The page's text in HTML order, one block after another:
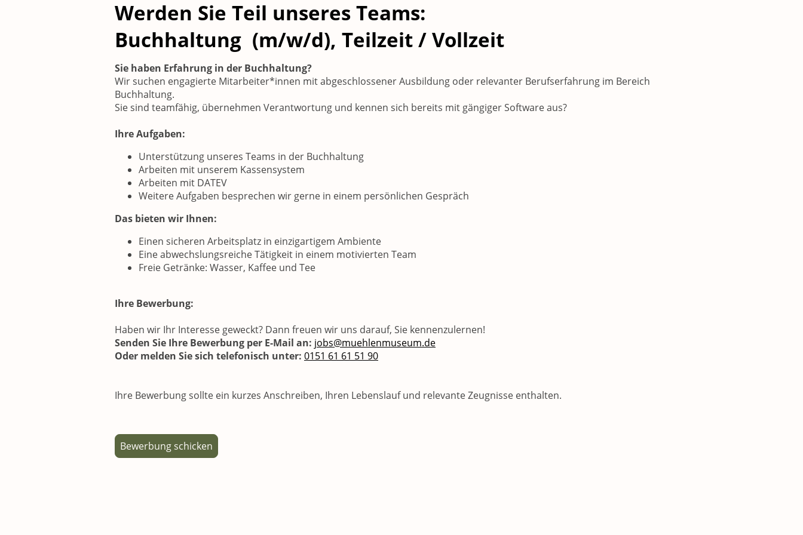
Werden Sie Teil unseres Teams:
Buchhaltung (m/w/d), Teilzeit / Vollzeit
Sie haben Erfahrung in der Buchhaltung?
Wir suchen engagierte Mitarbeiter*innen mit abgeschlossener Ausbildung oder relevanter Berufserfahrung im Bereich
Buchhaltung.
Sie sind teamfähig, übernehmen Verantwortung und kennen sich bereits mit gängiger Software aus?
Ihre Aufgaben:
Unterstützung unseres Teams in der Buchhaltung
Arbeiten mit unserem Kassensystem
Arbeiten mit DATEV
Weitere Aufgaben besprechen wir gerne in einem persönlichen Gespräch
Das bieten wir Ihnen:
Einen sicheren Arbeitsplatz in einzigartigem Ambiente
Eine abwechslungsreiche Tätigkeit in einem motivierten Team
Freie Getränke: Wasser, Kaffee und Tee
Ihre Bewerbung:
Haben wir Ihr Interesse geweckt? Dann freuen wir uns darauf, Sie kennenzulernen!
Senden Sie Ihre Bewerbung per E-Mail an: jobs@muehlenmuseum.de
Oder melden Sie sich telefonisch unter: 0151 61 61 51 90
Ihre Bewerbung sollte ein kurzes Anschreiben, Ihren Lebenslauf und relevante Zeugnisse enthalten.
Bewerbung schicken